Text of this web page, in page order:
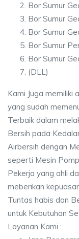
Bor Sumur
Bor Sumur
Bor Sumur
Bor Sumur
Bor Sumur
(DLL)
Kami Juga memiliki
yang sudah
Terbaik dalam
Bersih pada
Airbersih dengan
seperti Mesin
Pekerja yang ahli
meberikan
Tuntas habis dan
untuk Kebutuhan
Layanan Kami :